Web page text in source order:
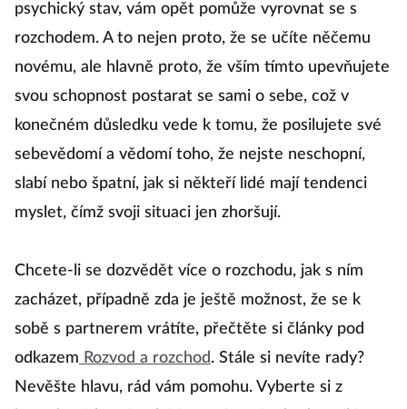
psychický stav, vám opět pomůže vyrovnat se s
rozchodem. A to nejen proto, že se učíte něčemu
novému, ale hlavně proto, že vším tímto upevňujete
svou schopnost postarat se sami o sebe, což v
konečném důsledku vede k tomu, že posilujete své
sebevědomí a vědomí toho, že nejste neschopní,
slabí nebo špatní, jak si někteří lidé mají tendenci
myslet, čímž svoji situaci jen zhoršují.
Chcete-li se dozvědět více o rozchodu, jak s ním
zacházet, případně zda je ještě možnost, že se k
sobě s partnerem vrátíte, přečtěte si články pod
odkazem Rozvod a rozchod. Stále si nevíte rady?
Nevěšte hlavu, rád vám pomohu. Vyberte si z